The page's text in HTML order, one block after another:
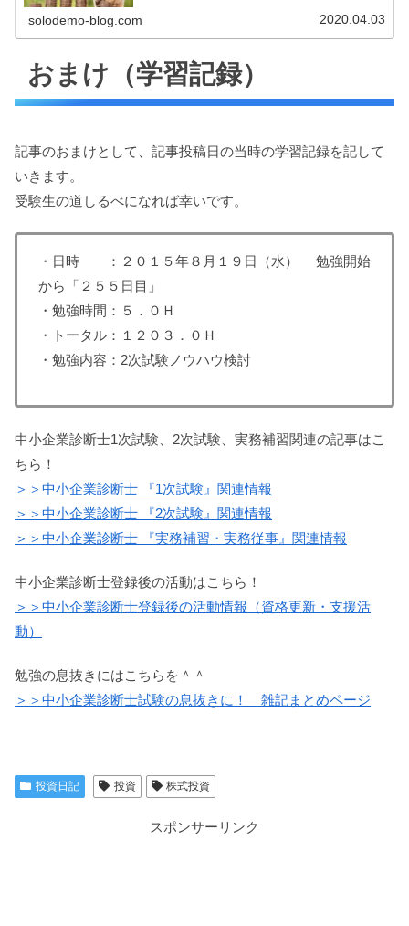
solodemo-blog.com 2020.04.03
おまけ（学習記録）
記事のおまけとして、記事投稿日の当時の学習記録を記して
いきます。
受験生の道しるべになれば幸いです。
・日時 ：２０１５年８月１９日（水） 勉強開始
から「２５５日目」
・勉強時間：５．０Ｈ
・トータル：１２０３．０Ｈ
・勉強内容：2次試験ノウハウ検討
中小企業診断士1次試験、2次試験、実務補習関連の記事はこ
ちら！
＞＞中小企業診断士 『1次試験』関連情報
＞＞中小企業診断士 『2次試験』関連情報
＞＞中小企業診断士 『実務補習・実務従事』関連情報
中小企業診断士登録後の活動はこちら！
＞＞中小企業診断士登録後の活動情報（資格更新・支援活
動）
勉強の息抜きにはこちらを＾＾
＞＞中小企業診断士試験の息抜きに！ 雑記まとめページ
投資日記 投資 株式投資
スポンサーリンク